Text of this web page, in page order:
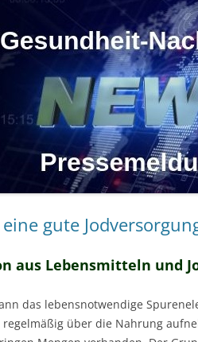
gute
aus Lebensmitteln und
das lebensnotwendige
regelmäßig über die Nahrung